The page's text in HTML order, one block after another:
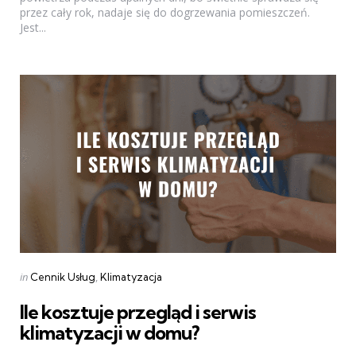
przez cały rok, nadaje się do dogrzewania pomieszczeń.
Jest...
Categories
Posted
in Cennik Usług Klimatyzacja
Ile kosztuje przegląd i serwis
klimatyzacji w domu?